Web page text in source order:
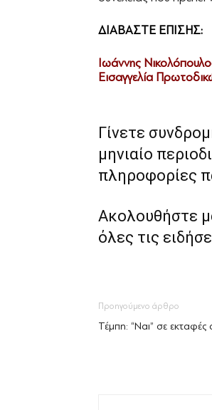
ΔΙΑΒΑΣΤΕ ΕΠΙΣΗΣ:
Ιωάννης
Εισαγγελία
Γίνετε
μηνιαίο
πληροφορίες
Ακολουθήστε
όλες τις
Προηγούμενο άρθρο
Τέμπη: “Ναι” σε εκταφές